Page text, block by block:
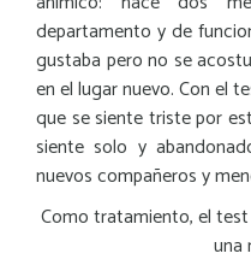
departamento y de
gustaba pero no se
en el lugar nuevo. Con el
que se siente triste por
siente solo y
nuevos compañeros y
Como tratamiento, el
una